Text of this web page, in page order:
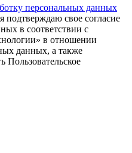
персональных данных
свое согласие
в соответствии с
в отношении
данных, а также
Пользовательское